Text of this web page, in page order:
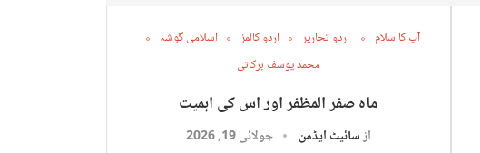
آپ کا سلام اردو تحاریر اردو کالمز
اسلامی گوشہ
محمد یوسف برکاتی
ماہ صفر المظفر اور اس کی اہمیت
ازسائیٹ ایڈمن جولائی 19, 2026